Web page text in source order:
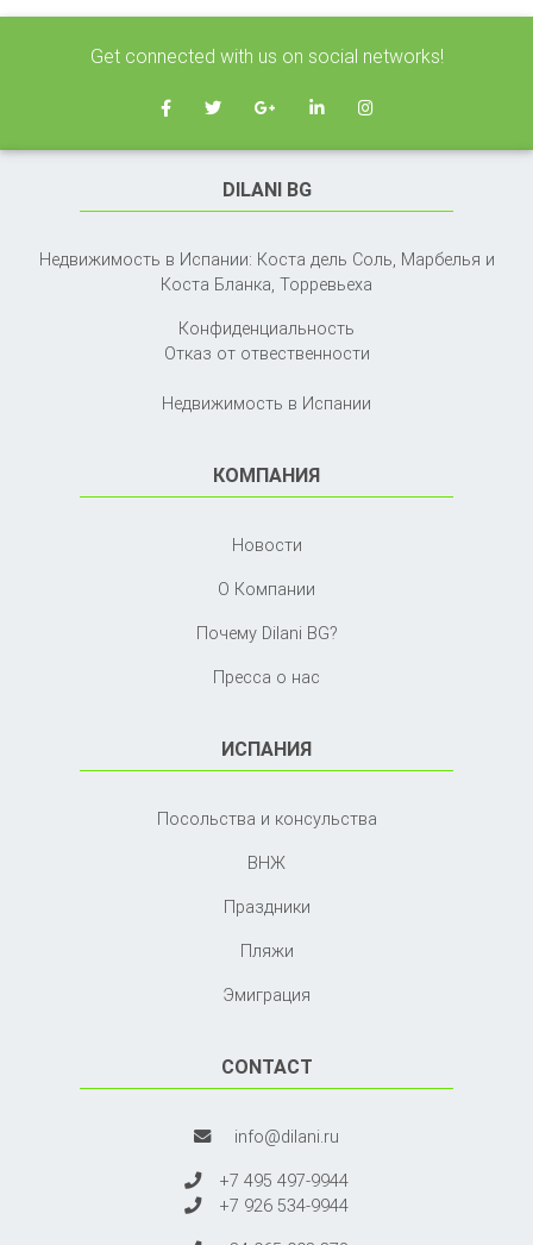
Get connected with us on social networks!
DILANI BG
Недвижимость в Испании: Коста дель Соль, Марбелья и
Коста Бланка, Торревьеха
Конфиденциальность
Отказ от отвественности
Недвижимость в Испании
КОМПАНИЯ
Новости
О Компании
Почему Dilani BG?
Пресса о нас
ИСПАНИЯ
Посольства и консульства
ВНЖ
Праздники
Пляжи
Эмиграция
CONTACT
info@dilani.ru
+7 495 497-9944
+7 926 534-9944